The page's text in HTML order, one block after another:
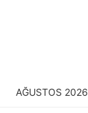
AĞUSTOS 2026